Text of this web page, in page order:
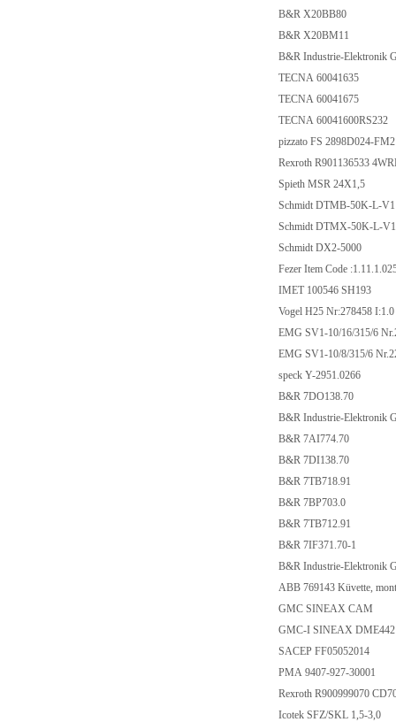
B&R X20BB80
B&R X20BM11
B&R Industrie-
TECNA 60041635
TECNA 60041675
TECNA
pizzato FS
Rexroth R901136533
Spieth MSR 24X1,5
Schmidt DTMB-
Schmidt DTMX-50K-
Schmidt DX2-5000
Fezer Item Code
IMET 100546
Vogel H25
EMG SV1-10/16/315/
EMG SV1-10/8/315/
speck Y-2951.0266
B&R 7DO138.70
B&R Industrie-
B&R 7AI774.70
B&R 7DI138.70
B&R 7TB718.91
B&R 7BP703.0
B&R 7TB712.91
B&R 7IF371.70-1
B&R Industrie-
ABB 769143 Küvette,
GMC SINEAX
GMC-I SINEAX
SACEP
PMA 9407-927-
Rexroth R900999070
Icotek SFZ/SKL